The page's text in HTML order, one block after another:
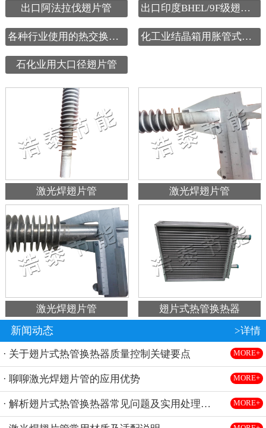
出口阿法拉伐翅片管 出口印度BHEL/9F级翅片管
各种行业使用的热交换设备 化工业结晶箱用胀管式翅片管
石化业用大口径翅片管
激光焊翅片管 激光焊翅片管
激光焊翅片管 翅片式热管换热器
新闻动态 >详情
· 关于翅片式热管换热器质量控制关键要点 MORE+
· 聊聊激光焊翅片管的应用优势 MORE+
· 解析翅片式热管换热器常见问题及实用处理方法 MORE+